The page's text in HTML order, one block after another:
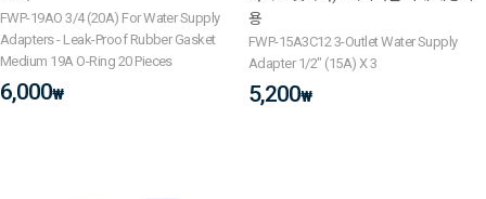
FWP-19AO 3/4 (20A) For Water Supply
Adapters - Leak-Proof Rubber Gasket
Medium 19A O-Ring 20 Pieces
6,000₩
용
FWP-15A3C12 3-Outlet Water Supply
Adapter 1/2" (15A) X 3
5,200₩